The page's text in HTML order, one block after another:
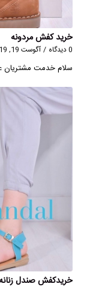
خرید کفش مردونه
0 دیدگاه / آگوست 19, 2019
سلام خدمت مشتریان
خریدکفش صندل